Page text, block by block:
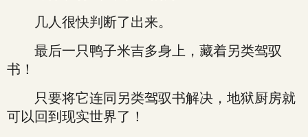
几人很快判断了出来。
最后一只鸭子米吉多身上，藏着另类驾驭
书！
只要将它连同另类驾驭书解决，地狱厨房就
可以回到现实世界了！